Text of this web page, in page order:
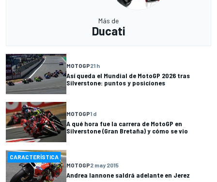
Más de
Ducati
MOTOGP21 h
Así queda el Mundial de MotoGP 2026 tras
Silverstone: puntos y posiciones
MOTOGP1 d
A qué hora fue la carrera de MotoGP en
Silverstone (Gran Bretaña) y cómo se vio
CARACTERÍSTICA
MOTOGP2 may 2015
Andrea Iannone saldrá adelante en Jerez